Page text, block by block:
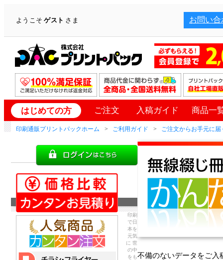
ようこそゲスト さま お問い合
はじめての方 ご注文 入稿ガイド 商品一
印刷通販プリントパックホーム ご利用ガイド ご注文からお手元に
不備のないデータをご入
印刷
で日
本を
元気
に 世
の中
をも